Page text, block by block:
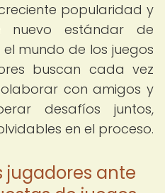
popularidad y
nuevo estándar de
mundo de los juegos
buscan cada vez
con amigos y
desafíos juntos,
en el proceso.
jugadores ante